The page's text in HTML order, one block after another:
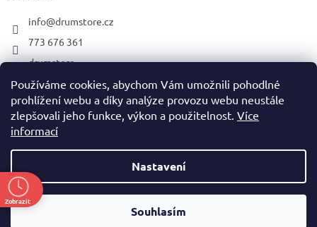
Používáme cookies, abychom Vám umožnili pohodlné
prohlížení webu a díky analýze provozu webu neustále
zlepšovali jeho funkce, výkon a použitelnost. Více
informací
Nastavení
Souhlasím
info@drumstore.cz
773 676 361
drumstore
drumstore.cz
https://www.youtube.com/@DRUMSTOREPRAGUE
Vytvořil Shoptet
DRUM STORE. Všechna práva vyhrazena.
Zobrazit